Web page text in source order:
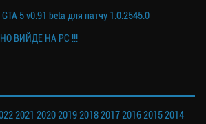
GTA 5 v0.91 beta для патчу 1.0.2545.0
ВИЙДЕ НА PC !!!
2021 2020201920182017201620152014